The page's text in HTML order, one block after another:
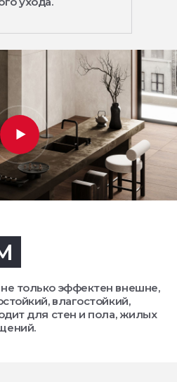
только эффектен внешне,
влагостойкий,
для стен и пола, жилых